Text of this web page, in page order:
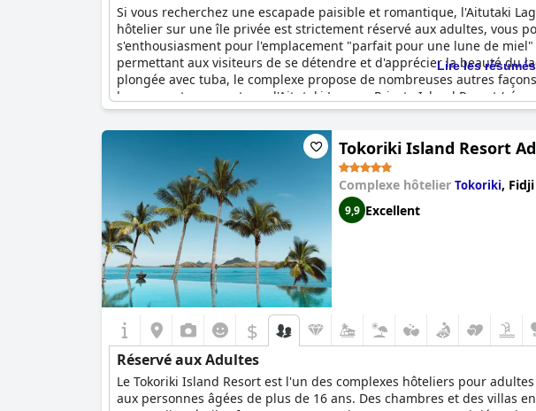
Si vous recherchez une escapade paisible et romantique, l'Aitutaki
hôtelier sur une île privée est strictement réservé aux adultes, vous
s'enthousiasment pour l'emplacement "parfait pour une lune de
permettant aux visiteurs de se détendre et d'apprécier la beauté du
plongée avec tuba, le complexe propose de nombreuses autres
luxueuses trouveront que l'Aitutaki Lagoon Private Island Resort
génial pour se détendre et profiter).
Lire les
Tokoriki Island Resort
Complexe hôtelier Tokoriki, Fidji
9,9 Excellent
$
Réservé aux Adultes
Le Tokoriki Island Resort est l'un des complexes hôteliers pour
aux personnes âgées de plus de 16 ans. Des chambres et des villas